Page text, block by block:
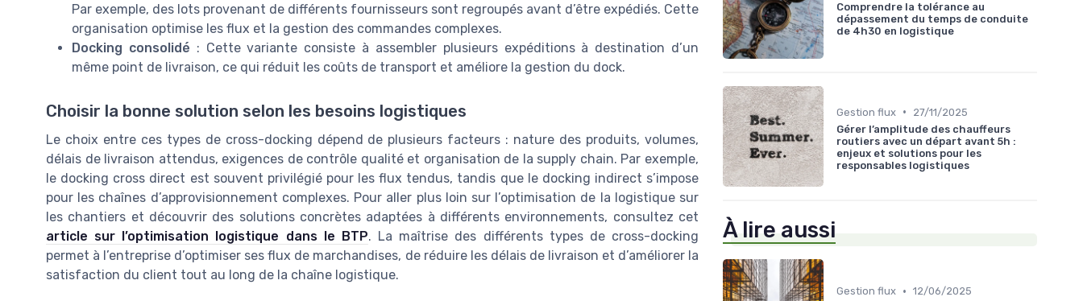
Par exemple, des lots provenant de différents fournisseurs sont regroupés avant d’être expédiés. Cette
organisation optimise les flux et la gestion des commandes complexes.
Docking consolidé : Cette variante consiste à assembler plusieurs expéditions à destination d’un
même point de livraison, ce qui réduit les coûts de transport et améliore la gestion du dock.
Choisir la bonne solution selon les besoins logistiques
Le choix entre ces types de cross-docking dépend de plusieurs facteurs : nature des produits, volumes,
délais de livraison attendus, exigences de contrôle qualité et organisation de la supply chain. Par exemple,
le docking cross direct est souvent privilégié pour les flux tendus, tandis que le docking indirect s’impose
pour les chaînes d’approvisionnement complexes. Pour aller plus loin sur l’optimisation de la logistique sur
les chantiers et découvrir des solutions concrètes adaptées à différents environnements, consultez cet
article sur l’optimisation logistique dans le BTP. La maîtrise des différents types de cross-docking
permet à l’entreprise d’optimiser ses flux de marchandises, de réduire les délais de livraison et d’améliorer la
satisfaction du client tout au long de la chaîne logistique.
Comprendre la tolérance au
dépassement du temps de conduite
de 4h30 en logistique
Gestion flux •
27/11/2025
Gérer l’amplitude des chauffeurs
routiers avec un départ avant 5h :
enjeux et solutions pour les
responsables logistiques
À lire aussi
Gestion flux • 12/06/2025